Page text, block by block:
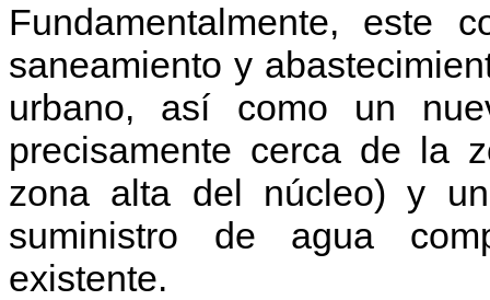
Fundamentalmente, este
saneamiento y
urbano, así como un
precisamente cerca de la
zona alta del núcleo) y
suministro de agua
existente.